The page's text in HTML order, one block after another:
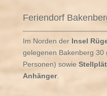
Feriendorf
Im Norden derInsel
gelegenen Bakenberg 30
Personen) sowie
Anhänger.